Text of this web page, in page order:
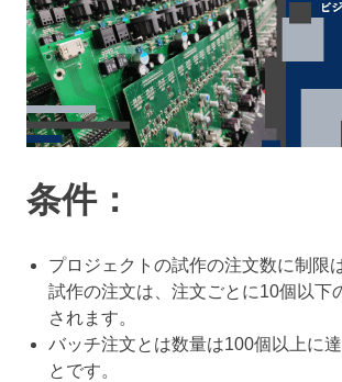
条件：
プロジェクトの試作の注文数に制限
試作の注文は、注文ごとに10個以下
されます。
バッチ注文とは数量は100個以上に
とです。